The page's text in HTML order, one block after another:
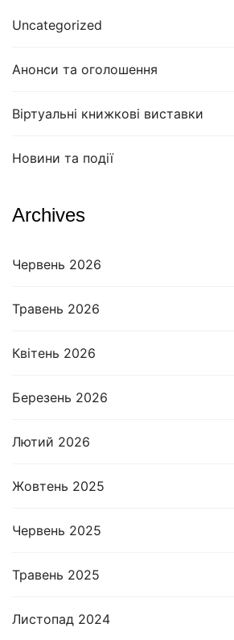
Uncategorized
Анонси та оголошення
Віртуальні книжкові виставки
Новини та події
Archives
Червень 2026
Травень 2026
Квітень 2026
Березень 2026
Лютий 2026
Жовтень 2025
Червень 2025
Травень 2025
Листопад 2024